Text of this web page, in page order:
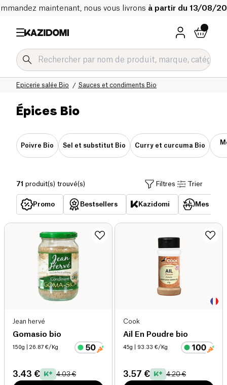
maintenant, nous vous livrons à partir du 13/08/
Sauces et condiments Bio
Epicerie salée Bio
Notre catalogue bio
Accueil
Épices Bio
Poivre Bio Sel et substitut Bio Curry et curcuma Bio
71 produit(s) trouvé(s) Filtres Trier
Promo Bestsellers Kazidomi Mes
Jean hervé
Gomasio bio
150g | 26.87 €/Kg
3.43 € 4.03 €
Cook
Ail En Poudre bio
45g | 93.33 €/Kg
3.57 € 4.20 €